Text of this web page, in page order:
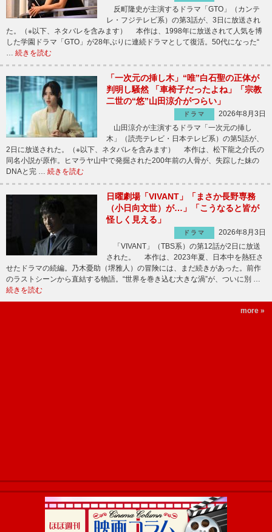
反町隆史が主演するドラマ「GTO」（カンテ
レ・フジテレビ系）の第3話が、3日に放送され
た。（※以下、ネタバレを含みます） 本作は、1998年に放送されて人気を博
した学園ドラマ「GTO」が28年ぶりに連続ドラマとして復活。50代になった“
… 続きを読む
「一次元の挿し木」“唯”白石聖の正体が
判明し騒然 「車椅子だったよね」「宗教
二世の“悠”山田涼介がつらい」
ドラマ
2026年8月3日
山田涼介が主演するドラマ「一次元の挿し
木」（読売テレビ・日本テレビ系）の第5話が、
2日に放送された。（※以下、ネタバレを含みます） 本作は、松下龍之介氏の
同名小説が原作。ヒマラヤ山中で発掘された200年前の人骨が、失踪した妹の
DNAと完 … 続きを読む
日曜劇場「VIVANT」「まさか長野専務
（小日向文世）が…」「こうなると皆が
怪しく見える」
ドラマ
2026年8月3日
「VIVANT」（TBS系）の第12話が2日に放送
された。 本作は、2023年夏、日本中を熱狂さ
せたドラマの続編。乃木憂助（堺雅人）の冒険には、まだ続きがあった。前作
のラストシーンから直結する物語。“世界を巻き込む大きな渦”が、ついに別 …
続きを読む
more »